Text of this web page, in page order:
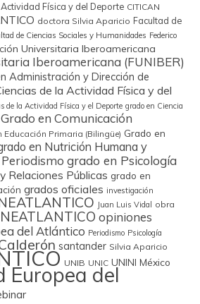
Física y del Deporte CITICAN
doctora Silvia Aparicio Facultad de
de Ciencias Sociales y Humanidades Federico
Universitaria Iberoamericana
Iberoamericana (FUNIBER)
Administración y Dirección de
de la Actividad Física y del
de la Actividad Física y el Deporte grado en Ciencia
Grado en Comunicación
Educación Primaria (Bilingüe) Grado en
en Nutrición Humana y
grado en Psicología
Relaciones Públicas grado en
grados oficiales investigación
Juan Luis Vidal
obra
opiniones
del Atlántico Periodismo Psicología
santander Silvia Aparicio
UNIB UNIC UNINI México
Europea del